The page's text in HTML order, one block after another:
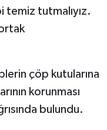
tutmalıyız.
çöp kutularına
korunması
bulundu.